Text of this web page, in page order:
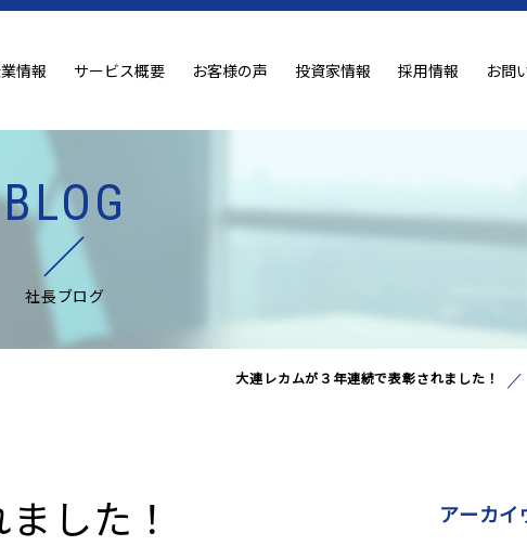
情報 サービス概要 お客様の声 投資家情報 採用情報 お問
BLOG
社長ブログ
大連レカムが３年連続で表彰されました！
した！ アーカイ